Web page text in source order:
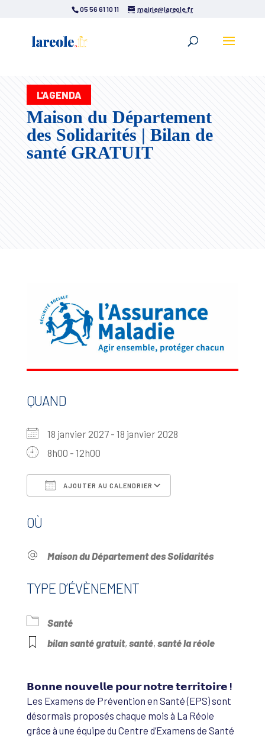
05 56 61 10 11 mairie@lareole.fr
L'AGENDA
Maison du Département
des Solidarités | Bilan de
santé GRATUIT
QUAND
18 janvier 2027 - 18 janvier 2028
8h00 - 12h00
AJOUTER AU CALENDRIER
OÙ
Maison du Département des Solidarités
TYPE D’ÉVÈNEMENT
Santé
bilan santé gratuit, santé, santé la réole
𝗕𝗼𝗻𝗻𝗲 𝗻𝗼𝘂𝘃𝗲𝗹𝗹𝗲 𝗽𝗼𝘂𝗿 𝗻𝗼𝘁𝗿𝗲 𝘁𝗲𝗿𝗿𝗶𝘁𝗼𝗶𝗿𝗲 !
Les Examens de Prévention en Santé (EPS) sont
désormais proposés chaque mois à La Réole
grâce à une équipe du Centre d’Examens de Santé